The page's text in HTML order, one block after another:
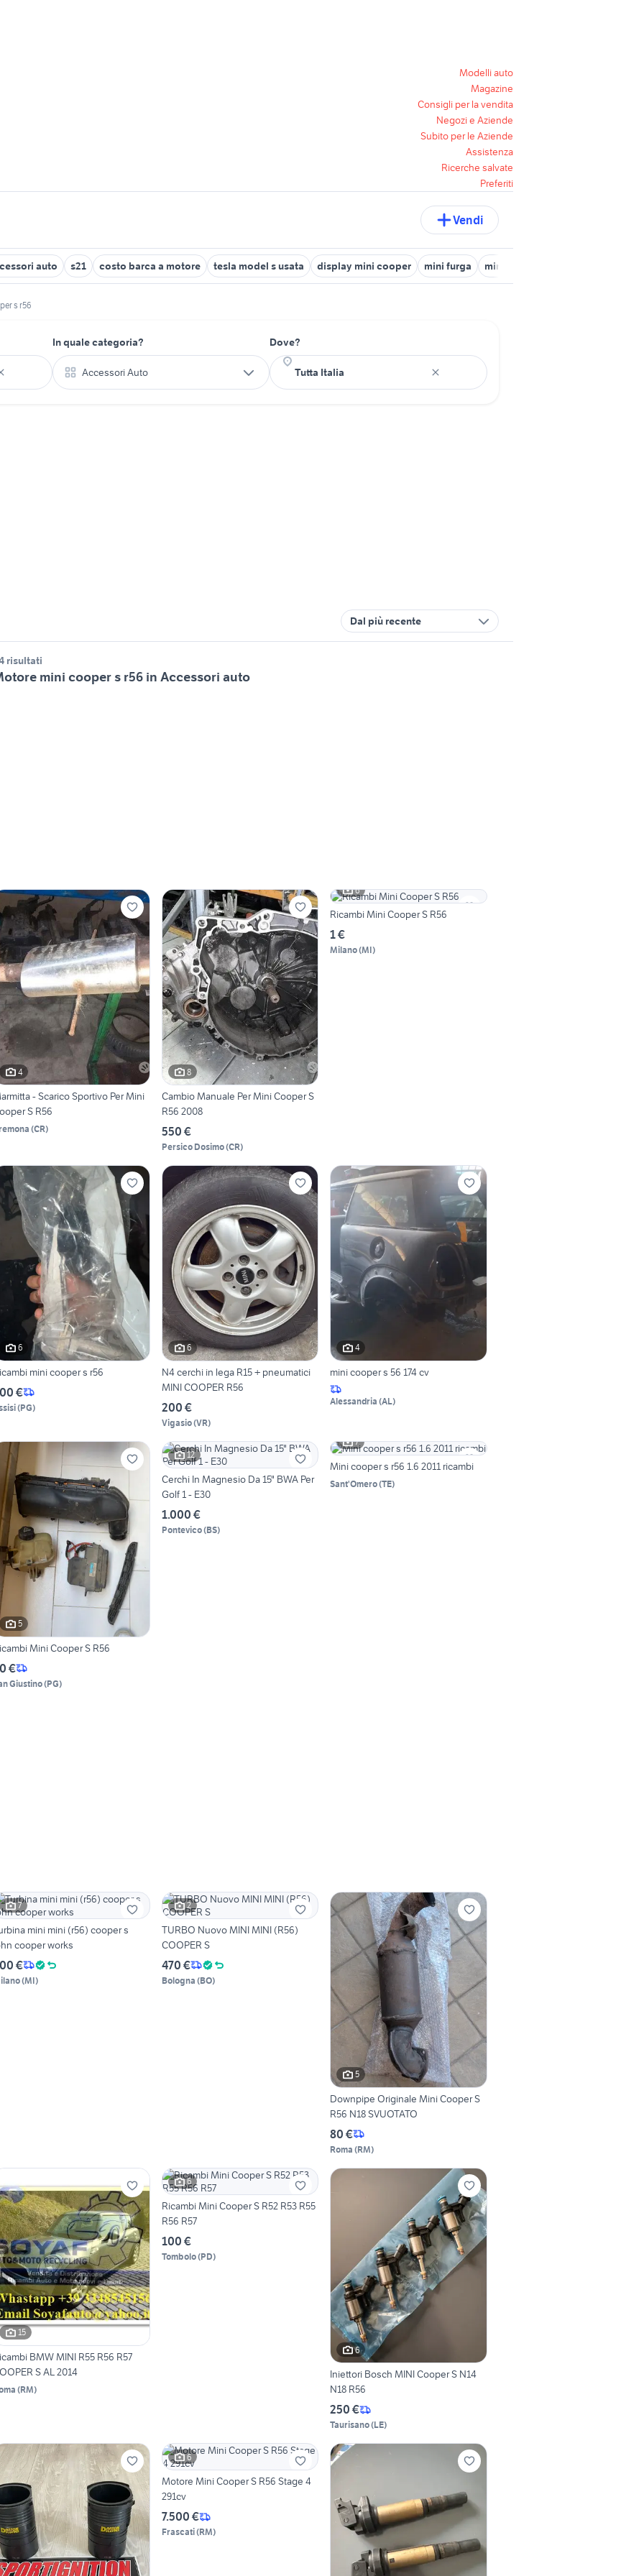
Modelli auto
Magazine
Consigli per la vendita
Negozi e Aziende
Subito per le Aziende
Assistenza
Ricerche salvate
Preferiti
Vendi
auto s21 costo barca a motore tesla model s usata display mini cooper mini furga mini cooper usata salerno
s r56
In quale categoria?
Accessori Auto
Dove?
Dal più recente
risultati
mini cooper s r56 in Accessori auto
4
- Scarico Sportivo Per Mini
S R56
(CR)
8
Cambio Manuale Per Mini Cooper S
R56 2008
550 €
Persico Dosimo(CR)
6
Ricambi Mini Cooper S R56
1 €
Milano(MI)
6
mini cooper s r56
€
(PG)
6
N4 cerchi in lega R15 + pneumatici
MINI COOPER R56
200 €
Vigasio(VR)
4
mini cooper s 56 174 cv
Alessandria (AL)
5
Mini Cooper S R56
€
Giustino(PG)
12
Cerchi In Magnesio Da 15" BWA Per
Golf 1 - E30
1.000 €
Pontevico(BS)
7
Mini cooper s r56 1.6 2011 ricambi
Sant'Omero(TE)
7
mini mini (r56) cooper s
cooper works
€
(MI)
2
TURBO Nuovo MINI MINI (R56)
COOPER S
470 €
Bologna (BO)
5
Downpipe Originale Mini Cooper S
R56 N18 SVUOTATO
80 €
Roma (RM)
15
BMW MINI R55 R56 R57
S AL 2014
(RM)
6
Ricambi Mini Cooper S R52 R53 R55
R56 R57
100 €
Tombolo(PD)
6
Iniettori Bosch MINI Cooper S N14
N18 R56
250 €
Taurisano(LE)
6
Motore Mini Cooper S R56 Stage 4
291cv
7.500 €
Frascati(RM)